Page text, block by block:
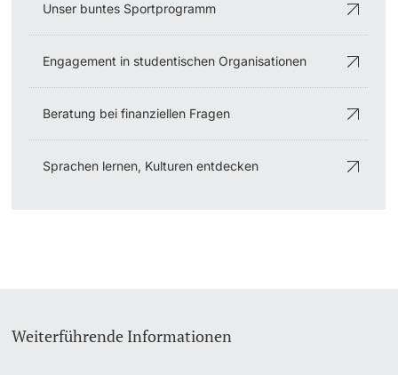
Hörerinnen/Hörer
Beratung & Support
Unser buntes Sportprogramm
Engagement in studentischen Organisationen
Beratung bei finanziellen Fragen
Sprachen lernen, Kulturen entdecken
Weiterführende Informationen